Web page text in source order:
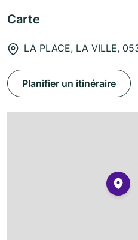
Carte
LA PLACE, LA VILLE,
Planifier un itinéraire